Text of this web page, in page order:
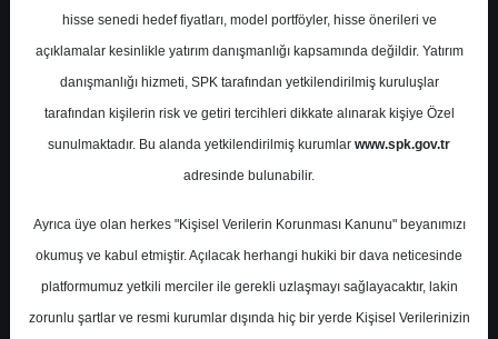
ECILC- EİS ECZACIBAŞI İLAÇ,
SINAİ VE FİNANSAL YATIRIMLAR
Hedef Fiyat 53.50 ₺
Getiri
%-24.11
0 0
hisse senedi hedef fiyatları, model portföyler, hisse önerileri ve
açıklamalar kesinlikle yatırım danışmanlığı kapsamında değildir. Yatırım
danışmanlığı hizmeti, SPK tarafından yetkilendirilmiş kuruluşlar
tarafından kişilerin risk ve getiri tercihleri dikkate alınarak kişiye Özel
sunulmaktadır. Bu alanda yetkilendirilmiş kurumlar www.spk.gov.tr
adresinde bulunabilir.
Ayrıca üye olan herkes "Kişisel Verilerin Korunması Kanunu" beyanımızı
okumuş ve kabul etmiştir. Açılacak herhangi hukiki bir dava neticesinde
platformumuz yetkili merciler ile gerekli uzlaşmayı sağlayacaktır, lakin
zorunlu şartlar ve resmi kurumlar dışında hiç bir yerde Kişisel Verilerinizin